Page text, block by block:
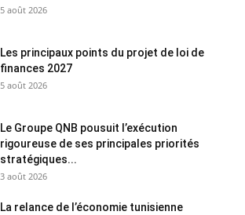
5 août 2026
Les principaux points du projet de loi de
finances 2027
5 août 2026
Le Groupe QNB pousuit l’exécution
rigoureuse de ses principales priorités
stratégiques...
3 août 2026
La relance de l’économie tunisienne